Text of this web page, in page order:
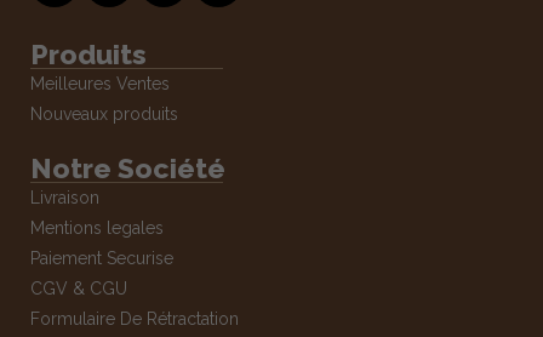
Produits
Meilleures Ventes
Nouveaux produits
Notre Société
Livraison
Mentions legales
Paiement Securise
CGV & CGU
Formulaire De Rétractation